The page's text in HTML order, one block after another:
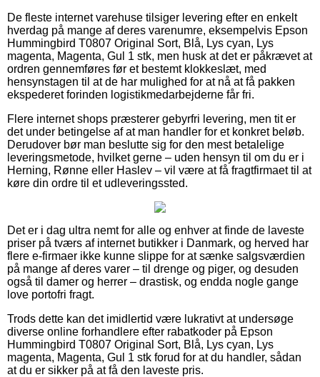
De fleste internet varehuse tilsiger levering efter en enkelt
hverdag på mange af deres varenumre, eksempelvis Epson
Hummingbird T0807 Original Sort, Blå, Lys cyan, Lys
magenta, Magenta, Gul 1 stk, men husk at det er påkrævet at
ordren gennemføres før et bestemt klokkeslæt, med
hensynstagen til at de har mulighed for at nå at få pakken
ekspederet forinden logistikmedarbejderne får fri.
Flere internet shops præsterer gebyrfri levering, men tit er
det under betingelse af at man handler for et konkret beløb.
Derudover bør man beslutte sig for den mest betalelige
leveringsmetode, hvilket gerne – uden hensyn til om du er i
Herning, Rønne eller Haslev – vil være at få fragtfirmaet til at
køre din ordre til et udleveringssted.
Det er i dag ultra nemt for alle og enhver at finde de laveste
priser på tværs af internet butikker i Danmark, og herved har
flere e-firmaer ikke kunne slippe for at sænke salgsværdien
på mange af deres varer – til drenge og piger, og desuden
også til damer og herrer – drastisk, og endda nogle gange
love portofri fragt.
Trods dette kan det imidlertid være lukrativt at undersøge
diverse online forhandlere efter rabatkoder på Epson
Hummingbird T0807 Original Sort, Blå, Lys cyan, Lys
magenta, Magenta, Gul 1 stk forud for at du handler, sådan
at du er sikker på at få den laveste pris.